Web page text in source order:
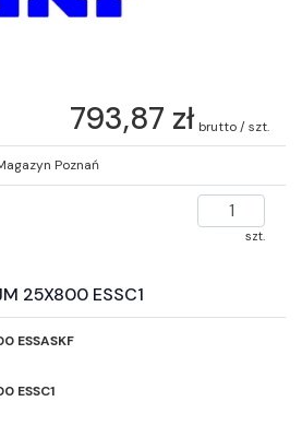
793,87 zł brutto / szt.
Poznań
szt.
25X800 ESSC1
ESSASKF
ESSC1